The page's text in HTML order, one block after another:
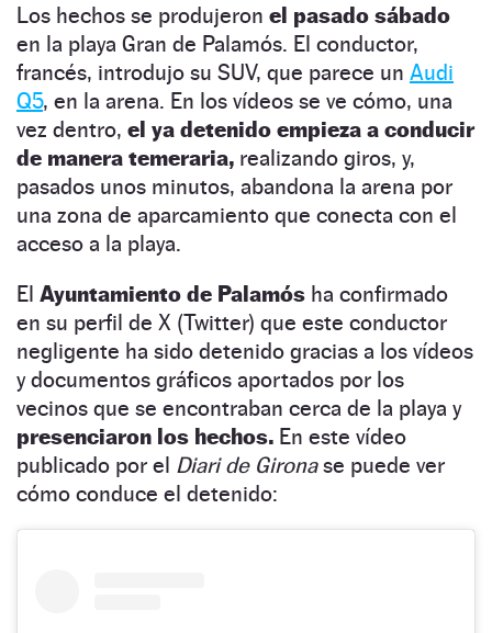
Los hechos se produjeron el pasado sábado
en la playa Gran de Palamós. El conductor,
francés, introdujo su SUV, que parece un Audi
Q5, en la arena. En los vídeos se ve cómo, una
vez dentro, el ya detenido empieza a conducir
de manera temeraria, realizando giros, y,
pasados unos minutos, abandona la arena por
una zona de aparcamiento que conecta con el
acceso a la playa.
El Ayuntamiento de Palamós ha confirmado
en su perfil de X (Twitter) que este conductor
negligente ha sido detenido gracias a los vídeos
y documentos gráficos aportados por los
vecinos que se encontraban cerca de la playa y
presenciaron los hechos. En este vídeo
publicado por el Diari de Gironase puede ver
cómo conduce el detenido: